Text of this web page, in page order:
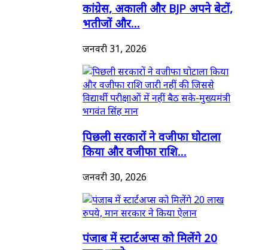
कांग्रेस, अकाली और BJP अपने बेटों,
भतीजों और...
जनवरी 31, 2026
पिछली सरकारों ने वजीफा घोटाला
किया और वजीफा राशि...
जनवरी 30, 2026
पंजाब में स्टार्टअप्स को मिलेंगे 20